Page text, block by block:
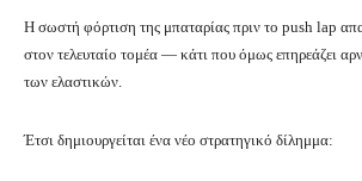
Η σωστή φόρτιση της μπαταρίας πριν το push lap
στον τελευταίο τομέα — κάτι που όμως επηρεάζει
των ελαστικών.
Έτσι δημιουργείται ένα νέο στρατηγικό δίλημμα: